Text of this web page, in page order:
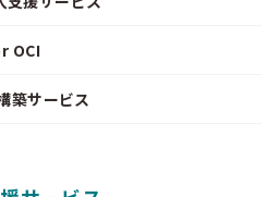
OCI
築サービス